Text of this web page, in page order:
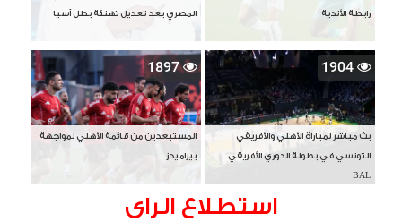
رابطة الأندية المصري بعد تعديل تهنئة بطل آسيا
1904
بث مباشر لمباراة الأهلي والأفريقي
التونسي في بطولة الدوري الأفريقي
BAL
1897
المستبعدين من قائمة الأهلي لمواجهة
بيراميدز
استطلاع الراى